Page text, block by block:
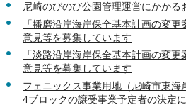
尼崎のびのび公園管理運営にかかる
「播磨沿岸海岸保全基本計画の変
意見等を募集しています
「淡路沿岸海岸保全基本計画の変
意見等を募集しています
フェニックス事業用地（尼崎市東海
4ブロックの譲受事業予定者の決定